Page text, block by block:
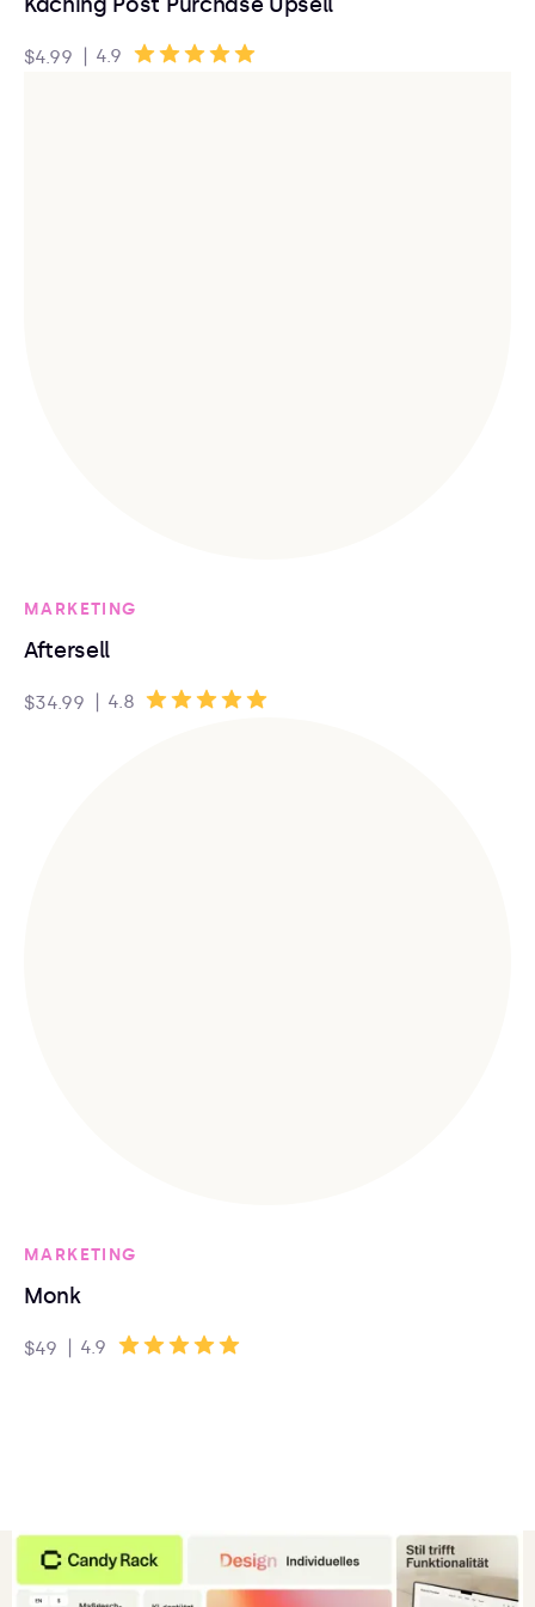
$4.99 | 4.9
MARKETING
Aftersell
$34.99 | 4.8
MARKETING
Monk
$49 | 4.9